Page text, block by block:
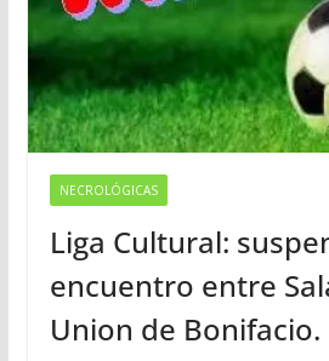
NECROLÓGICAS
Liga Cultural:
encuentro entre
Union de Bonifacio.